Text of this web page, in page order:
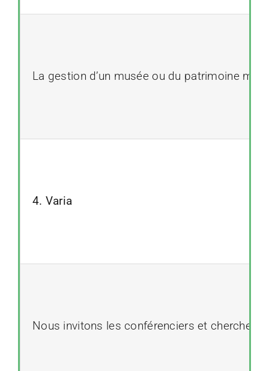
La gestion d’un musée ou du patrimoine
4. Varia
Nous invitons les conférenciers et